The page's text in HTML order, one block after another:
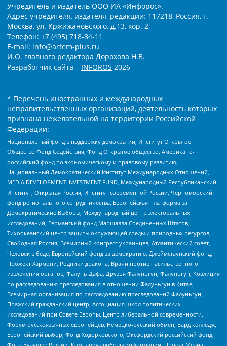
Учредитель и издатель ООО ИА «Инфорос».
Адрес учредителя, издателя, редакции: 117218, Россия, г.
Москва, ул. Кржижановского, д.13, кор. 2
Телефон: +7 (495) 718-84-11
E-mail: info@artem-plus.ru
И.О. главного редактора Дорохова Н.В.
Разработчик сайта – INFOROS 2026
* Перечень иностранных и международных
неправительственных организаций, деятельность которых
признана нежелательной на территории Российской
Федерации:
Национальный фонд в поддержку демократии, Институт Открытое
Общество Фонд Содействия, Фонд Открытое общество, Американо-
российский фонд по экономическому и правовому развитию,
Национальный Демократический Институт Международных Отношений,
MEDIA DEVELOPMENT INVESTMENT FUND, Международный Республиканский
Институт, Открытая Россия, Институт современной России, Черноморский
фонд регионального сотрудничества, Европейская Платформа за
Демократические Выборы, Международный центр электоральных
исследований, Германский фонд Маршалла Соединенных Штатов,
Тихоокеанский центр защиты окружающей среды и природных ресурсов,
Свободная Россия, Всемирный конгресс украинцев, Атлантический совет,
Человек в беде, Европейский фонд за демократию, Джеймстаунский фонд,
Прожект Хармони, Родники дракона, Врачи против насильственного
извлечения органов, Фалунь Дафа, Друзья Фалуньгун, Фалуньгун, Коалиция
по расследованию преследования в отношении Фалуньгун в Китае,
Всемирная организация по расследованию преследований Фалуньгун,
Пражский гражданский центр, Ассоциация школ политических
исследований при Совете Европы, Центр либеральной современности,
Форум русскоязычных европейцев, Немецко-русский обмен, Бард колледж,
Европейский выбор, Фонд Ходорковского, Оксфордский российский фонд,